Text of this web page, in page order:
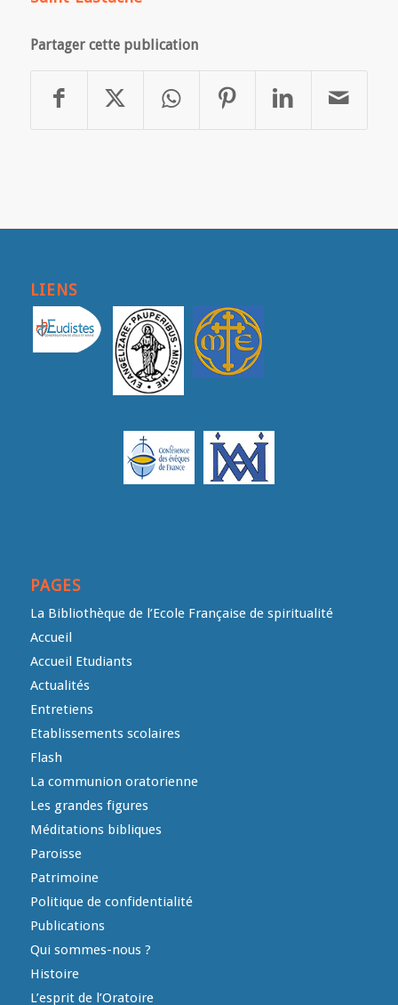
Partager cette publication
LIENS
PAGES
La Bibliothèque de l’Ecole Française de spiritualité
Accueil
Accueil Etudiants
Actualités
Entretiens
Etablissements scolaires
Flash
La communion oratorienne
Les grandes figures
Méditations bibliques
Paroisse
Patrimoine
Politique de confidentialité
Publications
Qui sommes-nous ?
Histoire
L’esprit de l’Oratoire